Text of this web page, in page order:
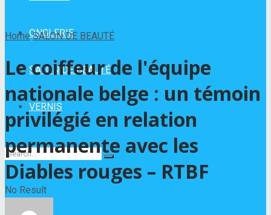
ONGLERIE
SALON DE BEAUTÉ
VERNIS
No Result
Home SALON DE BEAUTÉ
Le coiffeur de l'équipe
nationale belge : un témoin
privilégié en relation
permanente avec les
Diables rouges – RTBF